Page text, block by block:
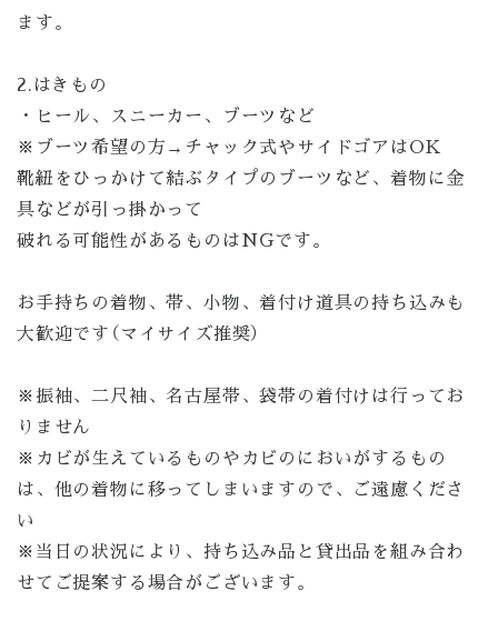
ます。
2.はきもの
・ヒール、スニーカー、ブーツなど
※ブーツ希望の方→チャック式やサイドゴアはOK
靴紐をひっかけて結ぶタイプのブーツなど、着物に金
具などが引っ掛かって
破れる可能性があるものはNGです。
お手持ちの着物、帯、小物、着付け道具の持ち込みも
大歓迎です（マイサイズ推奨）
※振袖、二尺袖、名古屋帯、袋帯の着付けは行ってお
りません
※カビが生えているものやカビのにおいがするもの
は、他の着物に移ってしまいますので、ご遠慮くださ
い
※当日の状況により、持ち込み品と貸出品を組み合わ
せてご提案する場合がございます。